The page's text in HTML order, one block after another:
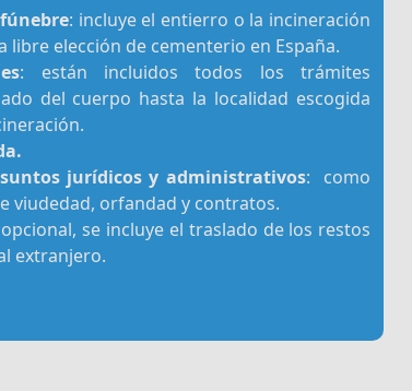
: incluye el entierro o la incineración
libre elección de cementerio en España.
: están incluidos todos los trámites
del cuerpo hasta la localidad escogida
jurídicos y administrativos: como
viudedad, orfandad y contratos.
se incluye el traslado de los restos
extranjero.